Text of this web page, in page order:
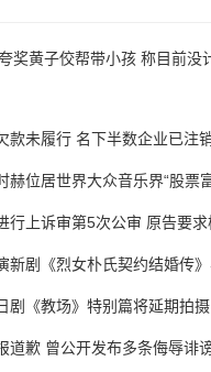
奖黄子佼帮带小孩 称目前没
款未履行 名下半数企业已注
赫位居世界大众音乐界“股票
上诉审第5次公审 原告要求杨贤
剧《烈女朴氏契约结婚传》与
《教场》特别篇将延期拍摄 制作上
道歉 曾公开发布多条侮辱诽